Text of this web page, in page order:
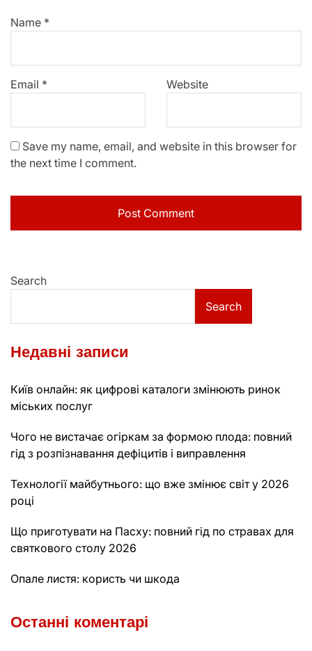
Name *
Email * Website
Save my name, email, and website in this browser for
the next time I comment.
Search
Search
Недавні записи
Київ онлайн: як цифрові каталоги змінюють ринок
міських послуг
Чого не вистачає огіркам за формою плода: повний
гід з розпізнавання дефіцитів і виправлення
Технології майбутнього: що вже змінює світ у 2026
році
Що приготувати на Пасху: повний гід по стравах для
святкового столу 2026
Опале листя: користь чи шкода
Останні коментарі